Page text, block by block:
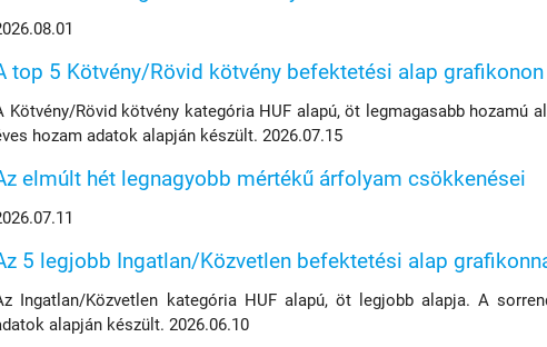
top 5 Kötvény/Rövid kötvény befektetési alap grafikonon
Kötvény/Rövid kötvény kategória HUF alapú, öt legmagasabb hozamú
hozam adatok alapján készült. 2026.07.15
elmúlt hét legnagyobb mértékű árfolyam csökkenései
5 legjobb Ingatlan/Közvetlen befektetési alap
Ingatlan/Közvetlen kategória HUF alapú, öt legjobb alapja. A
alapján készült. 2026.06.10